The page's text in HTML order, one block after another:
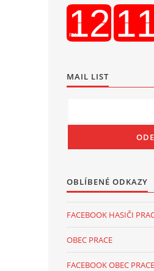
MAIL LIST
OBLÍBENÉ ODKAZY
FACEBOOK HASIČI
OBEC PRACE
FACEBOOK OBEC PRACE